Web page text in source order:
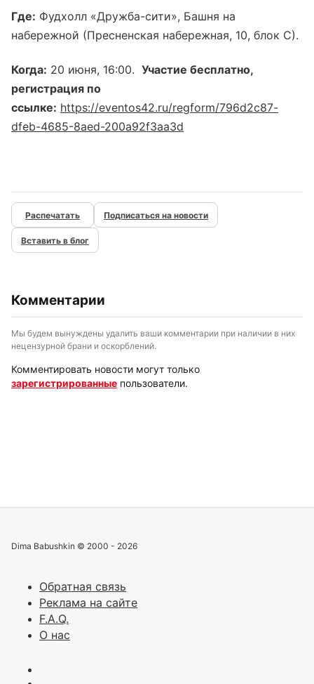
Где: Фудхолл «Дружба-сити», Башня на
набережной (Пресненская набережная, 10, блок С).
Когда: 20 июня, 16:00. Участие бесплатно,
регистрация по
ссылке: https://eventos42.ru/regform/796d2c87-
dfeb-4685-8aed-200a92f3aa3d
Подписаться на новости
Вставить в блог
Комментарии
Мы будем вынуждены удалить ваши комментарии при наличии в них
нецензурной брани и оскорблений.
Комментировать новости могут только
зарегистрированные пользователи.
Dima Babushkin © 2000 - 2026
Обратная связь
Реклама на сайте
F.A.Q.
О нас